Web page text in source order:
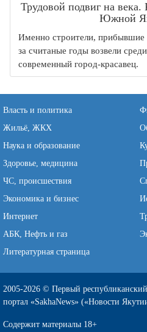
Трудовой подвиг на века.
Южной
Именно строители, прибывшие
за считаные годы возвели
современный город-красавец.
Власть и политика
Жильё, ЖКХ
Наука и образование
Здоровье, медицина
ЧС, происшествия
Экономика и бизнес
Интернет
АБК, Нефть и газ
Литературная страница
2005-2026 © Первый
портал «SakhaNews» («Новости
Содержит материалы 18+